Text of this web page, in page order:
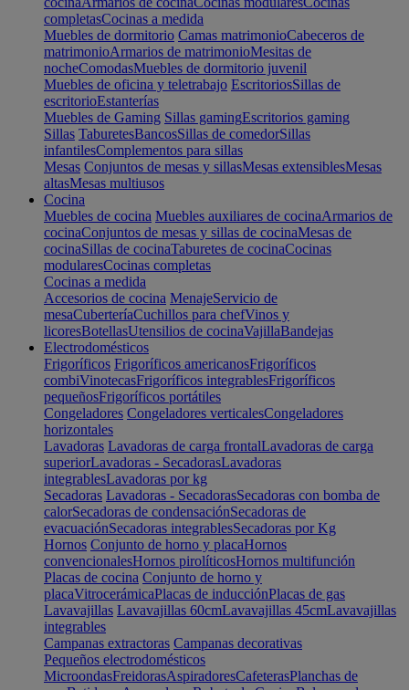
completasCocinas a medida
Muebles de dormitorio Camas matrimonioCabeceros de
matrimonioArmarios de matrimonioMesitas de
nocheComodasMuebles de dormitorio juvenil
Muebles de oficina y teletrabajo EscritoriosSillas de
escritorioEstanterías
Muebles de Gaming Sillas gamingEscritorios gaming
Sillas TaburetesBancosSillas de comedorSillas
infantilesComplementos para sillas
Mesas Conjuntos de mesas y sillasMesas extensiblesMesas
altasMesas multiusos
Cocina
Muebles de cocina Muebles auxiliares de cocinaArmarios de
cocinaConjuntos de mesas y sillas de cocinaMesas de
cocinaSillas de cocinaTaburetes de cocinaCocinas
modularesCocinas completas
Cocinas a medida
Accesorios de cocina MenajeServicio de
mesaCuberteríaCuchillos para chefVinos y
licoresBotellasUtensilios de cocinaVajillaBandejas
Electrodomésticos
Frigoríficos Frigoríficos americanosFrigoríficos
combiVinotecasFrigoríficos integrablesFrigoríficos
pequeñosFrigoríficos portátiles
Congeladores Congeladores verticalesCongeladores
horizontales
Lavadoras Lavadoras de carga frontalLavadoras de carga
superiorLavadoras - SecadorasLavadoras
integrablesLavadoras por kg
Secadoras Lavadoras - SecadorasSecadoras con bomba de
calorSecadoras de condensaciónSecadoras de
evacuaciónSecadoras integrablesSecadoras por Kg
Hornos Conjunto de horno y placaHornos
convencionalesHornos pirolíticosHornos multifunción
Placas de cocina Conjunto de horno y
placaVitrocerámicaPlacas de inducciónPlacas de gas
Lavavajillas Lavavajillas 60cmLavavajillas 45cmLavavajillas
integrables
Campanas extractoras Campanas decorativas
Pequeños electrodomésticos
MicroondasFreidorasAspiradoresCafeterasPlanchas de